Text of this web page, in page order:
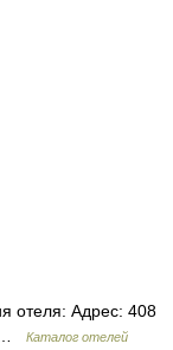
отеля: Адрес: 408
…
Каталог отелей